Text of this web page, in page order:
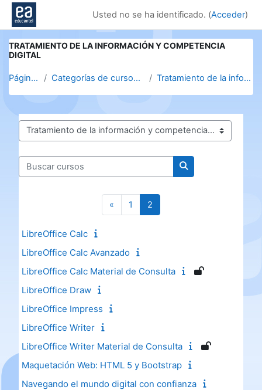
Salta al contenido principal
Usted no se ha identificado. (Acceder)
TRATAMIENTO DE LA INFORMACIÓN Y COMPETENCIA
DIGITAL
Página Principal Categorías de cursos. Clic en la categoría para v... Tratamiento de la información y competencia digital
Categorías
Buscar cursos
Buscar cursos
« Página anterior
1 Página 1
2
LibreOffice Calc
LibreOffice Calc Avanzado
LibreOffice Calc Material de Consulta
LibreOffice Draw
LibreOffice Impress
LibreOffice Writer
LibreOffice Writer Material de Consulta
Maquetación Web: HTML 5 y Bootstrap
Navegando el mundo digital con confianza